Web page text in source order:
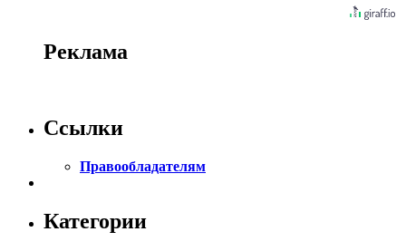
Реклама
Ссылки
Правообладателям
Категории